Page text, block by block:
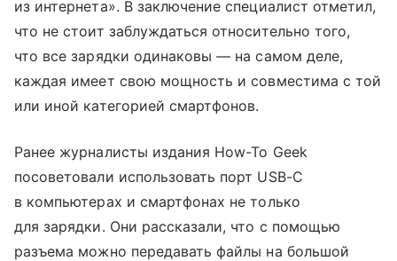
из интернета». В заключение специалист отметил,
что не стоит заблуждаться относительно того,
что все зарядки одинаковы — на самом деле,
каждая имеет свою мощность и совместима с той
или иной категорией смартфонов.
Ранее журналисты издания How-To Geek
посоветовали использовать порт USB-C
в компьютерах и смартфонах не только
для зарядки. Они рассказали, что с помощью
разъема можно передавать файлы на большой